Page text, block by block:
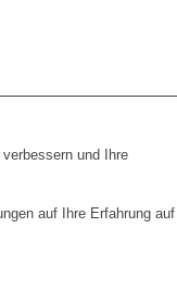
und Ihre
auf Ihre Erfahrung auf